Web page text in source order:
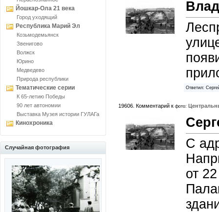
Йошкар-Ола 21 века
Город уходящий
Республика Марий Эл
Козьмодемьянск
Звенигово
Волжск
Юрино
Медведево
Природа республики
Тематические серии
К 65-летию Победы
90 лет автономии
Выставка Музея истории ГУЛАГа
Кинохроника
Случайная фотография
Ответил:
19606. Комментарий к фото:
С
от